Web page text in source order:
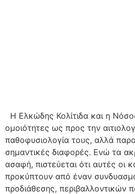
Η Ελκώδης Κολίτιδα και η
ομοιότητες ως προς την
παθοφυσιολογία τους, αλλά
σημαντικές διαφορές. Ενώ τα
ασαφή, πιστεύεται ότι αυτές οι
προκύπτουν από έναν
προδιάθεσης, περιβαλλοντικών